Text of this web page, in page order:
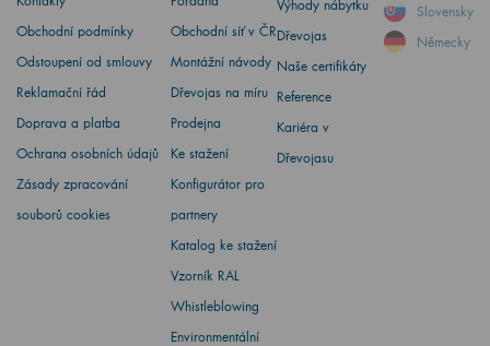
Obchodní podmínky
Odstoupení od smlouvy
Reklamační řád
Doprava a platba
Ochrana osobních údajů
Zásady zpracování
souborů cookies
Obchodní síť v ČR
Montážní návody
Dřevojas na míru
Prodejna
Ke stažení
Konfigurátor pro
partnery
Katalog ke stažení
Vzorník RAL
Whistleblowing
Environmentální
Výhody nábytku
Dřevojas
Naše certifikáty
Reference
Kariéra v
Dřevojasu
Slovensky
Německy